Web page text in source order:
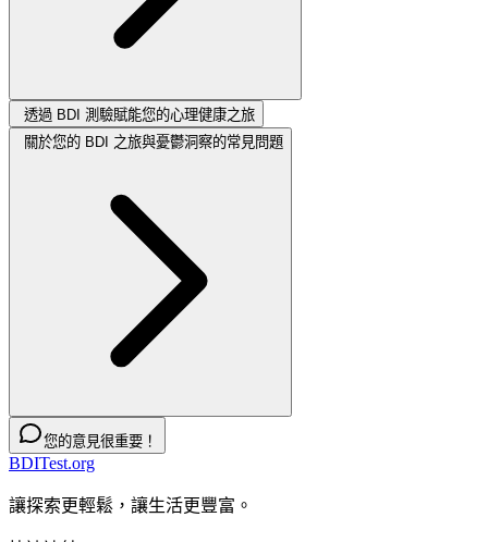
透過 BDI 測驗賦能您的心理健康之旅
關於您的 BDI 之旅與憂鬱洞察的常見問題
您的意見很重要！
BDITest.org
讓探索更輕鬆，讓生活更豐富。